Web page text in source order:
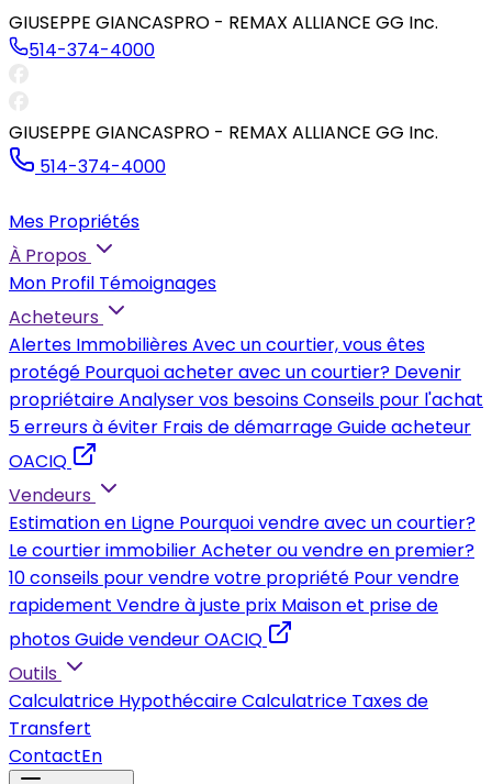
GIUSEPPE GIANCASPRO - REMAX ALLIANCE GG Inc.
514-374-4000
GIUSEPPE GIANCASPRO - REMAX ALLIANCE GG Inc.
514-374-4000
Mes Propriétés
À Propos
Mon Profil Témoignages
Acheteurs
Alertes ImmobilièresAvec un courtier, vous êtes
protégé Pourquoi acheter avec un courtier? Devenir
propriétaireAnalyser vos besoinsConseils pour l'achat
5 erreurs à éviter Frais de démarrageGuide acheteur
OACIQ
Vendeurs
Estimation en Ligne Pourquoi vendre avec un courtier?
Le courtier immobilierAcheter ou vendre en premier?
10 conseils pour vendre votre propriété Pour vendre
rapidement Vendre à juste prix Maison et prise de
photosGuide vendeur OACIQ
Outils
Calculatrice HypothécaireCalculatrice Taxes de
Transfert
ContactEn